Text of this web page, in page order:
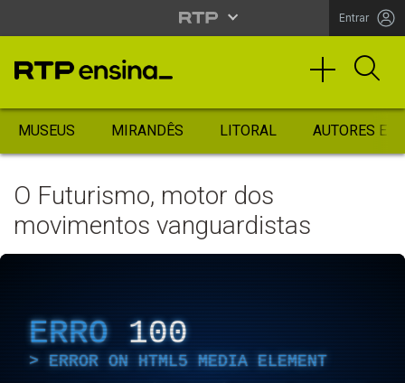
Entrar
MUSEUS MIRANDÊS LITORAL AUTORES
O Futurismo, motor dos
movimentos vanguardistas
ERRO 100
ERROR ON HTML5 MEDIA ELEMENT